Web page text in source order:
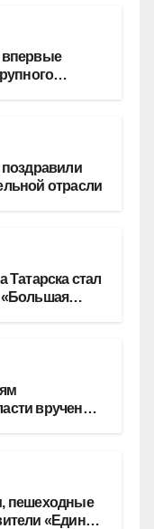
впервые
поздравили
отрасли
Татарска стал
«Большая
вручены
пешеходные
«Единой